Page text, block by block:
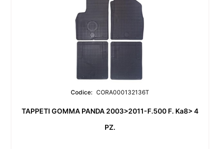
Codice: CORA000132136T
TAPPETI GOMMA PANDA 2003>2011-F.500 F. Ka8> 4
PZ.